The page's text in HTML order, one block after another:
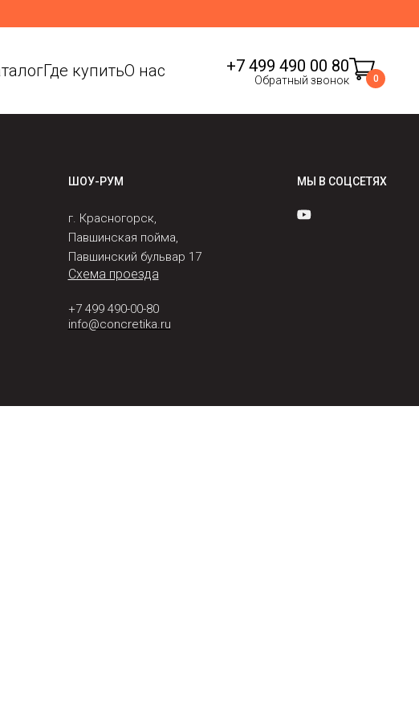
Где купитьО нас +7 499 490 00 80
Обратный звонок 0
ШОУ-РУМ
г. Красногорск,
Павшинская пойма,
Павшинский бульвар 17
Схема проезда
+7 499 490-00-80
info@concretika.ru
МЫ В СОЦСЕТЯХ